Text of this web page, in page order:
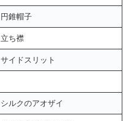
円錐帽子
立ち襟
サイドスリット
シルクのアオザイ